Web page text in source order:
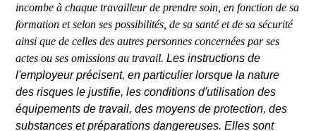
incombe à chaque travailleur de prendre soin, en fonction de sa
formation et selon ses possibilités, de sa santé et de sa sécurité
ainsi que de celles des autres personnes concernées par ses
actes ou ses omissions au travail. Les instructions de
l'employeur précisent, en particulier lorsque la nature
des risques le justifie, les conditions d'utilisation des
équipements de travail, des moyens de protection, des
substances et préparations dangereuses. Elles sont